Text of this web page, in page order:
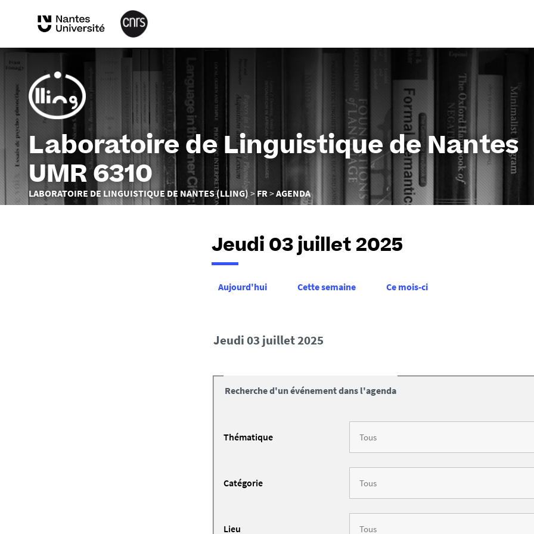
Laboratoire de Linguistique de Nantes
UMR 6310
Vous
êtes
LABORATOIRE DE LINGUISTIQUE DE NANTES (LLING) FR AGENDA
Jeudi 03 juillet 2025
Aujourd'hui Cette semaine Ce mois-ci
jeudi 03 juillet 2025
Recherche d'un événement dans l'agenda
Thématique
Catégorie
Lieu